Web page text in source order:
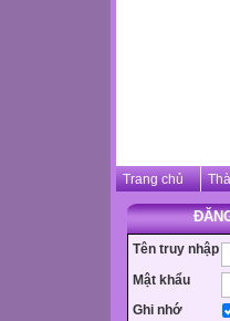
Trang chủ
Tên truy nhập
Mật khẩu
Ghi nhớ